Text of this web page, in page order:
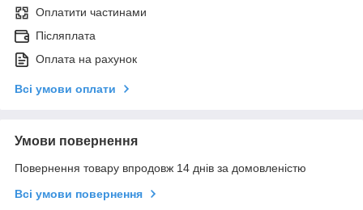
Оплатити частинами
Післяплата
Оплата на рахунок
Всі умови оплати
Умови повернення
Повернення товару впродовж 14 днів за домовленістю
Всі умови повернення